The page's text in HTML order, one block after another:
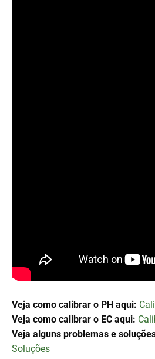
Veja como calibrar o PH aqui:
Veja como calibrar o EC aqui:
Veja alguns problemas e
Soluções